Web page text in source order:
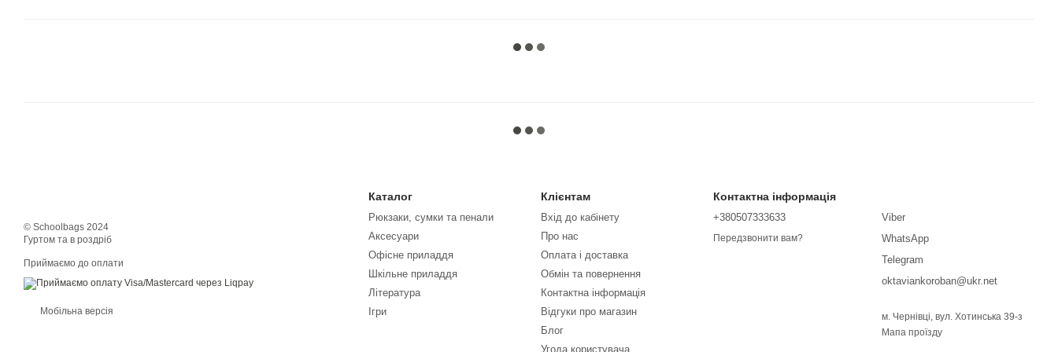
© Schoolbags 2024
Гуртом та в роздріб
Приймаємо до оплати
Мобільна версія
Каталог
Рюкзаки, сумки та пенали
Аксесуари
Офісне приладдя
Шкільне приладдя
Література
Ігри
Клієнтам
Вхід до кабінету
Про нас
Оплата і доставка
Обмін та повернення
Контактна інформація
Відгуки про магазин
Блог
Угода користувача
Контактна інформація
+380507333633
Передзвонити вам?
Viber
WhatsApp
Telegram
oktaviankoroban@ukr.net
м. Чернівці, вул. Хотинська 39-з
Мапа проїзду